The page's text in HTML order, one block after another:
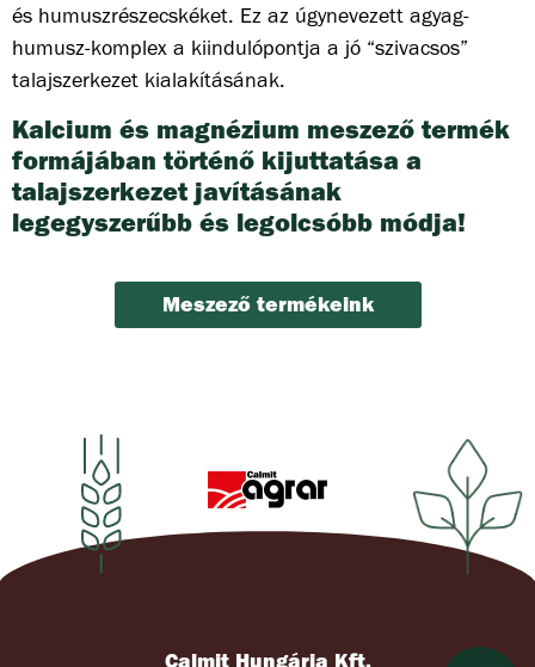
és humuszrészecskéket. Ez az úgynevezett agyag-
humusz-komplex a kiindulópontja a jó “szivacsos”
talajszerkezet kialakításának.
Kalcium és magnézium meszező termék
formájában történő kijuttatása a
talajszerkezet javításának
legegyszerűbb és legolcsóbb módja!
Meszező termékeink
Calmit Hungária Kft.